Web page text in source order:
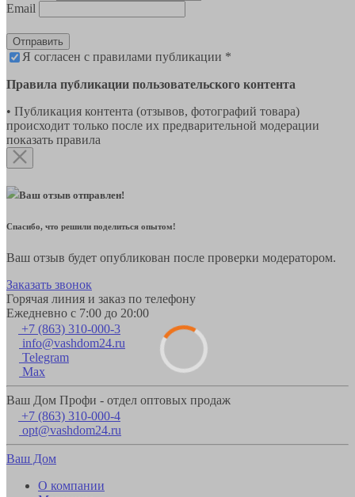
Email
Отправить
Я согласен с правилами публикации *
Правила публикации пользовательского контента
• Публикация контента (отзывов, фотографий товара)
происходит только после их предварительной модерации
показать правила
Ваш отзыв отправлен!
Спасибо, что решили поделиться опытом!
Ваш отзыв будет опубликован после проверки модератором.
Заказать звонок
Горячая линия и заказ по телефону
Ежедневно с 7:00 до 20:00
+7 (863) 310-000-3
info@vashdom24.ru
Telegram
Max
Ваш Дом Профи - отдел оптовых продаж
+7 (863) 310-000-4
opt@vashdom24.ru
Ваш Дом
О компании